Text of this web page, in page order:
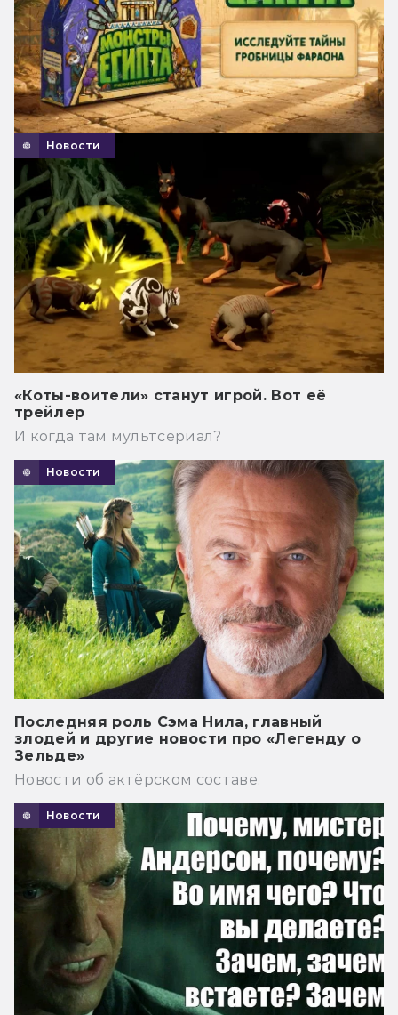
Новости
«Коты-воители» станут игрой. Вот её
трейлер
И когда там мультсериал?
Новости
Последняя роль Сэма Нила, главный
злодей и другие новости про «Легенду о
Зельде»
Новости об актёрском составе.
Новости